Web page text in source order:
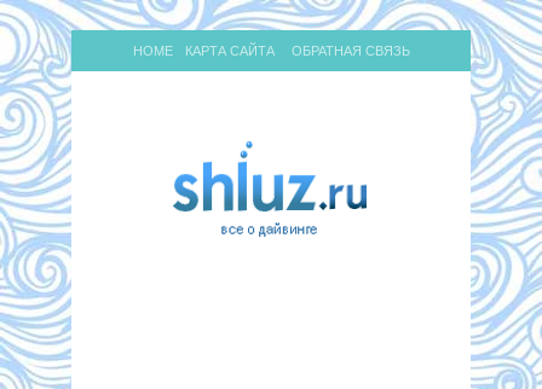
HOME КАРТА САЙТА ОБРАТНАЯ СВЯЗЬ